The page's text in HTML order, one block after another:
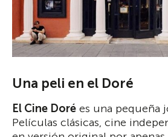
Una peli en el Doré
El Cine Doré es una pequeña
Películas clásicas, cine